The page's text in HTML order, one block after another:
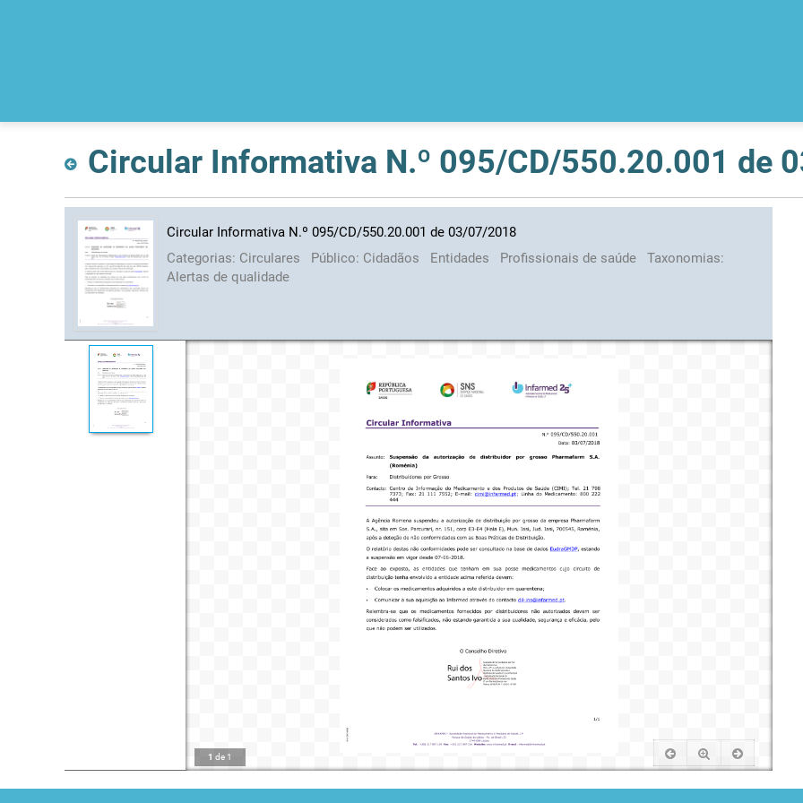
Circular Informativa N.º 095/CD/550.20.001 de
Circular Informativa N.º 095/CD/550.20.001 de 03/07/2018
Categorias: Circulares Público: Cidadãos Entidades Profissionais de saúde
Taxonomias:
Alertas de qualidade
1 de 1